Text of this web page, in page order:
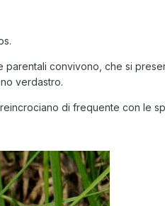
convivono, che si
verdastro.
di frequente con le